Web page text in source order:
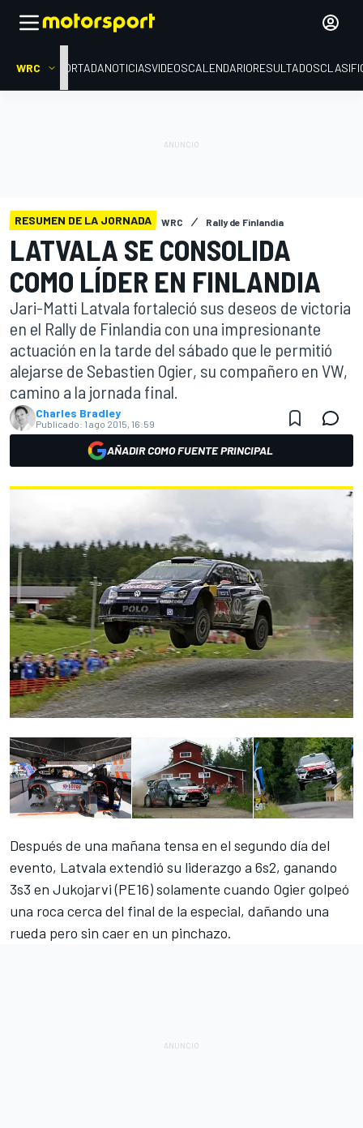
WRC PORTADANOTICIASVIDEOSCALENDARIORESULTADOS
RESUMEN DE LA JORNADA WRC Rally de Finlandia
LATVALA SE CONSOLIDA
COMO LÍDER EN FINLANDIA
Jari-Matti Latvala fortaleció sus deseos de victoria
en el Rally de Finlandia con una impresionante
actuación en la tarde del sábado que le permitió
alejarse de Sebastien Ogier, su compañero en VW,
camino a la jornada final.
Charles Bradley
Publicado: 1 ago 2015, 16:59
AÑADIR COMO FUENTE PRINCIPAL
Después de una mañana tensa en el segundo día del
evento, Latvala extendió su liderazgo a 6s2, ganando
3s3 en Jukojarvi (PE16) solamente cuando Ogier golpeó
una roca cerca del final de la especial, dañando una
rueda pero sin caer en un pinchazo.